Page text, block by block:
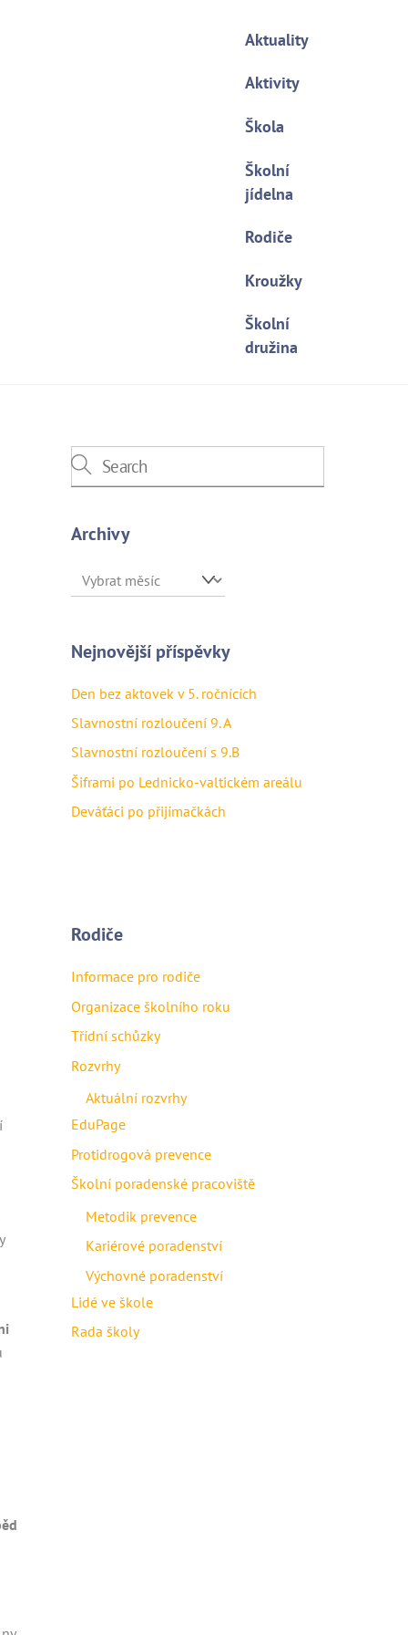
Aktuality
Aktivity
Škola
Školní
jídelna
Rodiče
Kroužky
Školní
družina
Archivy
Archivy
Nejnovější příspěvky
Den bez aktovek v 5. ročnících
Slavnostní rozloučení 9. A
Slavnostní rozloučení s 9.B
Šiframi po Lednicko-valtickém areálu
Deváťáci po přijímačkách
Rodiče
Informace pro rodiče
Organizace školního roku
Třídní schůzky
Rozvrhy
Aktuální rozvrhy
EduPage
Protidrogová prevence
Školní poradenské pracoviště
Metodik prevence
Kariérové poradenství
Výchovné poradenství
Lidé ve škole
Rada školy